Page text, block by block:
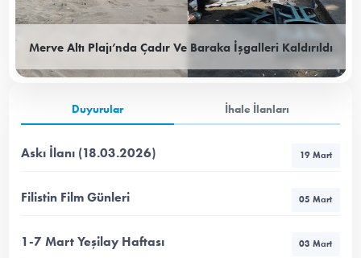
Merve Altı Plajı’nda Çadır Ve Baraka İşgalleri Kaldırıldı
Duyurular İhale İlanları
Askı İlanı (18.03.2026) 19 Mart
Filistin Film Günleri 05 Mart
1-7 Mart Yeşilay Haftası 03 Mart